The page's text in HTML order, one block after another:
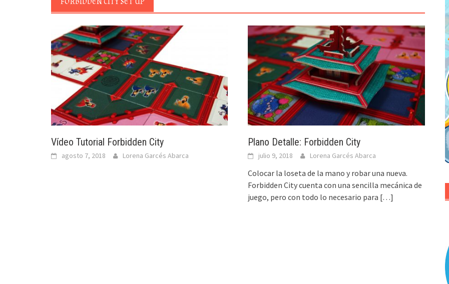
Vídeo Tutorial Forbidden City
agosto 7, 2018 Lorena Garcés Abarca
Plano Detalle: Forbidden City
julio 9, 2018 Lorena Garcés Abarca
Colocar la loseta de la mano y robar una nueva.
Forbidden City cuenta con una sencilla mecánica de
juego, pero con todo lo necesario para […]